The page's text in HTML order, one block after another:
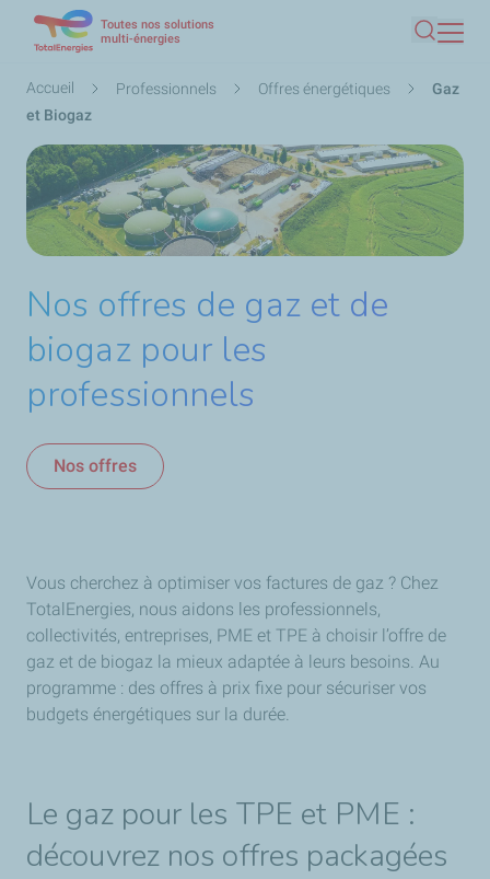
contenu
Toutes nos solutions
multi-énergies
Fil
d'Ariane
Accueil Professionnels Offres énergétiques
Gaz
et Biogaz
Nos offres de gaz et de
biogaz pour les
professionnels
Nos offres
Vous cherchez à optimiser vos factures de gaz ? Chez
TotalEnergies, nous aidons les professionnels,
collectivités, entreprises, PME et TPE à choisir l’offre de
gaz et de biogaz la mieux adaptée à leurs besoins. Au
programme : des offres à prix fixe pour sécuriser vos
budgets énergétiques sur la durée.
Le gaz pour les TPE et PME :
découvrez nos offres packagées